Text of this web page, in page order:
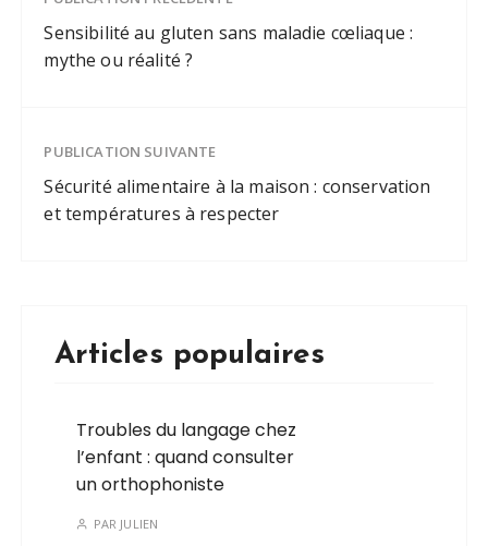
Sensibilité au gluten sans maladie cœliaque :
mythe ou réalité ?
PUBLICATION SUIVANTE
Sécurité alimentaire à la maison : conservation
et températures à respecter
Articles populaires
Troubles du langage chez
l’enfant : quand consulter
un orthophoniste
PAR JULIEN